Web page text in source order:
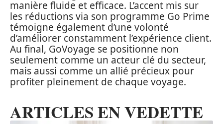
manière fluide et efficace. L’accent mis sur
les réductions via son programme Go Prime
témoigne également d’une volonté
d’améliorer constamment l’expérience client.
Au final, GoVoyage se positionne non
seulement comme un acteur clé du secteur,
mais aussi comme un allié précieux pour
profiter pleinement de chaque voyage.
ARTICLES EN VEDETTE